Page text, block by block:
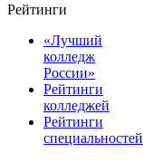
Рейтинги
«Лучший
колледж
России»
Рейтинги
колледжей
Рейтинги
специальностей